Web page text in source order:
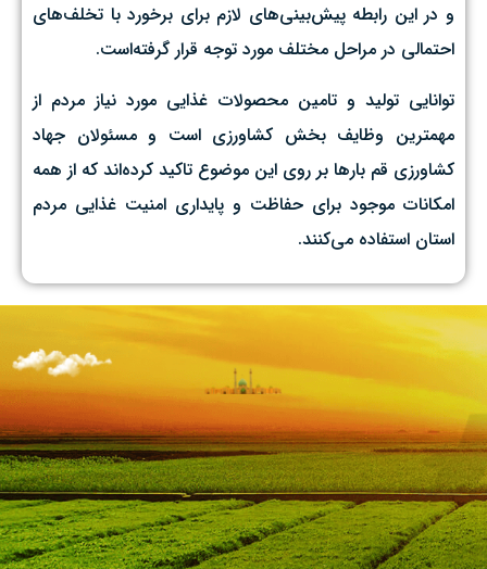
و در این رابطه پیش‌بینی‌های لازم برای برخورد با تخلف‌های
احتمالی در مراحل مختلف مورد توجه قرار گرفته‌است.
توانایی تولید و تامین محصولات غذایی مورد نیاز مردم از
مهمترین وظایف بخش کشاورزی است و مسئولان جهاد
کشاورزی قم بارها بر روی این موضوع تاکید کرده‌اند که از همه
امکانات موجود برای حفاظت و پایداری امنیت غذایی مردم
استان استفاده می‌کنند.